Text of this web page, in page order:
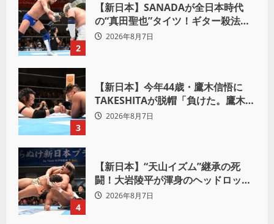
2
【新日本】SANADAが全日本時代
の“真田聖也”タイツ！ギター殺法で
Yuto-IceをKO「俺と闘う時は考え
2026年8月7日
3
【新日本】今年44歳・鷹木信悟に
TAKESHITAが脱帽「負けた。鷹木信
悟、強いわ！」
2026年8月7日
4
【新日本】“天山イズム”継承の死
闘！大岩陵平が渾身のヘッドロック
で後藤洋央紀からタップ奪取 執念の
2026年8月7日